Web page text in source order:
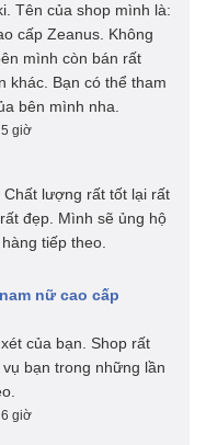
Tên của shop mình là:
cấp Zeanus. Không
mình còn bán rất
khác. Bạn có thể tham
bên mình nha.
5 giờ
lượng rất tốt lại rất
đẹp. Mình sẽ ủng hộ
tiếp theo.
nữ cao cấp
của bạn. Shop rất
bạn trong những lần
6 giờ